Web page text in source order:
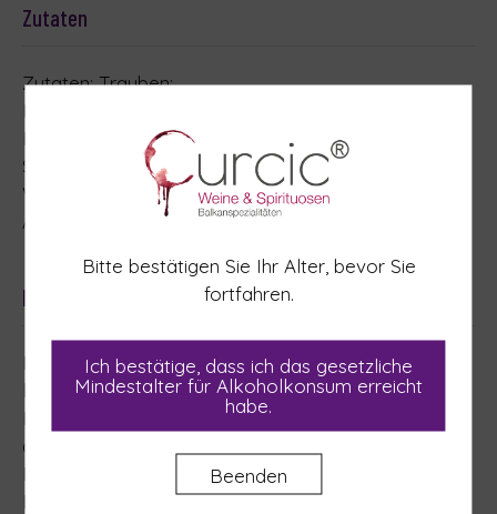
Zutaten
Zutaten: Trauben;
Konservierungsstoff und Antioxidantien:
Kaliummetabisulfit (E 224);
Stabilisatoren: Gumi arabicum (E414);
Verpackungsgasse: Stickstoff
Allergene: enthält Sulfite
Nährwerttabelle
Brennwert, 100ml enthalten durchschnittlich: 337.65
kJ/ 80.78 kcal
Kochlenhydrate: 0,29 g
davon Zucker: 0,29 g
Enthält geringfügige Mengenvon Fett, Fettsäuren,
Eiweiß und Salz
Bitte bestätigen Sie Ihr Alter, bevor Sie
fortfahren.
Ich bestätige, dass ich das gesetzliche
Mindestalter für Alkoholkonsum erreicht
habe.
Beenden